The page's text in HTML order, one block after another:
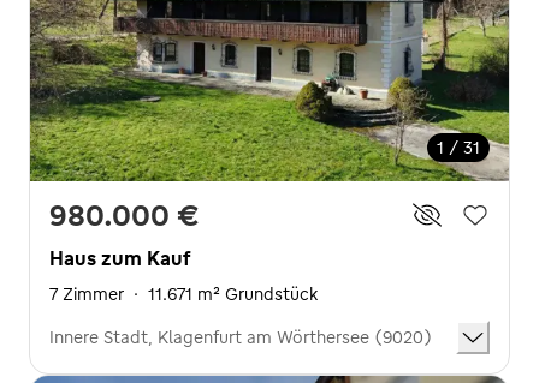
1 / 31
980.000 €
Haus zum Kauf
7 Zimmer · 11.671 m² Grundstück
Innere Stadt, Klagenfurt am Wörthersee (9020)